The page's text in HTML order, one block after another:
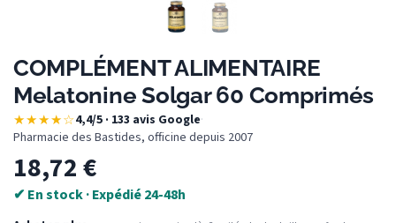
COMPLÉMENT ALIMENTAIRE
Melatonine Solgar 60 Comprimés
★★★★☆4,4/5 · 133 avis Google·
Pharmacie des Bastides, officine depuis 2007
18,72€
✔ En stock · Expédié 24-48h